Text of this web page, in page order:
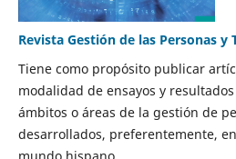
Revista Gestión de las Personas y
Tiene como propósito publicar
modalidad de ensayos y
ámbitos o áreas de la gestión de
desarrollados, preferentemente,